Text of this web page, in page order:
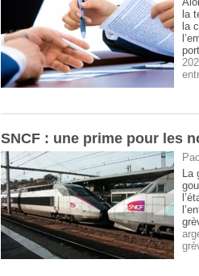
la
la
SNCF : une prime pour les
La